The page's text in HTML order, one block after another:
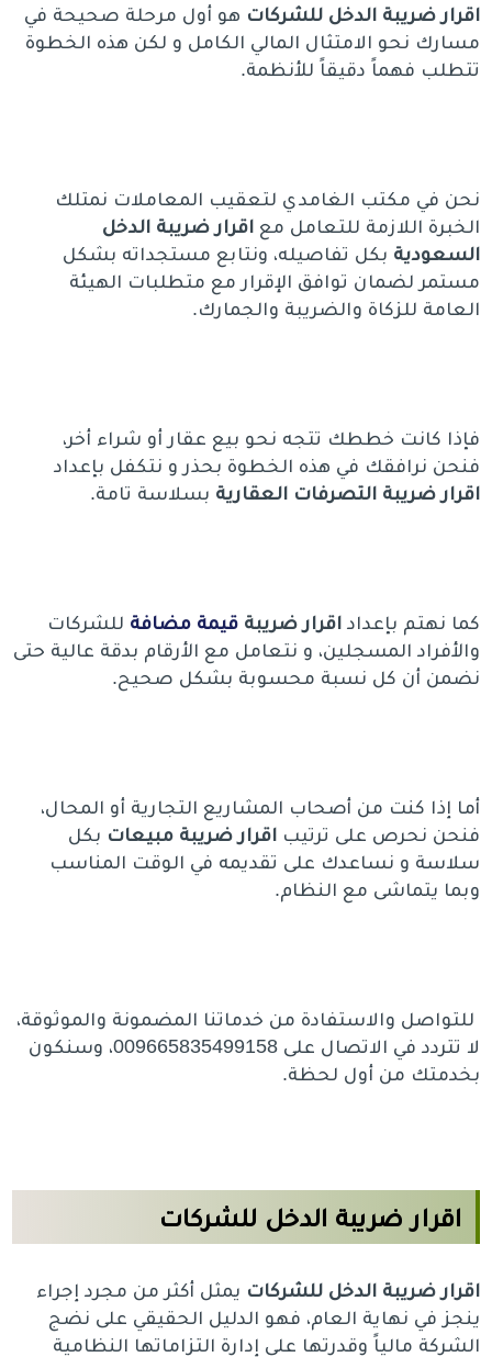
اقرار ضريبة الدخل للشركات هو أول مرحلة صحيحة في
مسارك نحو الامتثال المالي الكامل و لكن هذه الخطوة
تتطلب فهماً دقيقاً للأنظمة.
نحن في مكتب الغامدي لتعقيب المعاملات نمتلك
الخبرة اللازمة للتعامل معاقرار ضريبة الدخل
السعودية بكل تفاصيله، ونتابع مستجداته بشكل
مستمر لضمان توافق الإقرار مع متطلبات الهيئة
العامة للزكاة والضريبة والجمارك.
فإذا كانت خططك تتجه نحو بيع عقار أو شراء أخر،
فنحن نرافقك في هذه الخطوة بحذر و نتكفل بإعداد
اقرار ضريبة التصرفات العقارية بسلاسة تامة.
كما نهتم بإعداداقرار ضريبة قيمة مضافة للشركات
والأفراد المسجلين، و نتعامل مع الأرقام بدقة عالية حتى
نضمن أن كل نسبة محسوبة بشكل صحيح.
أما إذا كنت من أصحاب المشاريع التجارية أو المحال،
فنحن نحرص على ترتيباقرار ضريبة مبيعات بكل
سلاسة و نساعدك على تقديمه في الوقت المناسب
وبما يتماشى مع النظام.
للتواصل والاستفادة من خدماتنا المضمونة والموثوقة،
لا تتردد في الاتصال على 009665835499158، وسنكون
بخدمتك من أول لحظة.
اقرار ضريبة الدخل للشركات
اقرار ضريبة الدخل للشركات يمثل أكثر من مجرد إجراء
ينجز في نهاية العام، فهو الدليل الحقيقي على نضج
الشركة مالياً وقدرتها على إدارة التزاماتها النظامية